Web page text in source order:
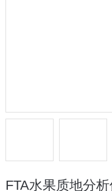
FTA水果质地分析